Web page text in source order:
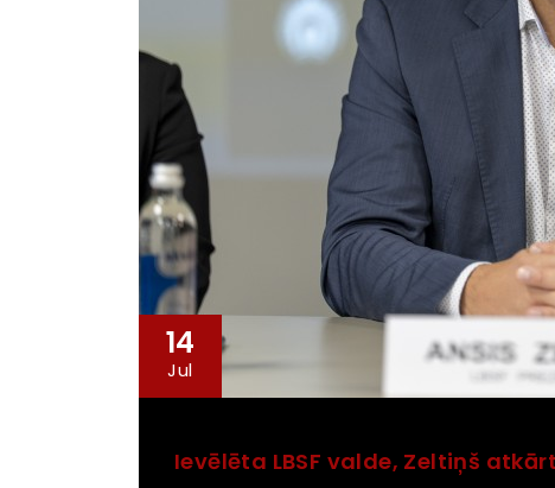
14
Jul
Ievēlēta LBSF valde, Zeltiņš